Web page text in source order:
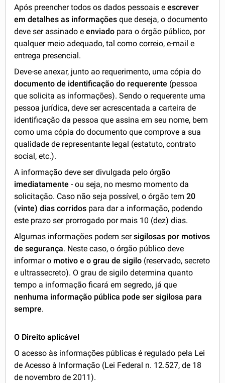
Após preencher todos os dados pessoais eescrever
em detalhes as informações que deseja, o documento
deve ser assinado eenviado para o órgão público, por
qualquer meio adequado, tal como correio, e-mail e
entrega presencial.
Deve-se anexar, junto ao requerimento, uma cópia do
documento de identificação do requerente (pessoa
que solicita as informações). Sendo o requerente uma
pessoa jurídica, deve ser acrescentada a carteira de
identificação da pessoa que assina em seu nome, bem
como uma cópia do documento que comprove a sua
qualidade de representante legal (estatuto, contrato
social, etc.).
A informação deve ser divulgada pelo órgão
imediatamente - ou seja, no mesmo momento da
solicitação. Caso não seja possível, o órgão tem20
(vinte) dias corridos para dar a informação, podendo
este prazo ser prorrogado por mais 10 (dez) dias.
Algumas informações podem sersigilosas por motivos
de segurança. Neste caso, o órgão público deve
informar o motivo e o grau de sigilo (reservado, secreto
e ultrassecreto). O grau de sigilo determina quanto
tempo a informação ficará em segredo, já que
nenhuma informação pública pode ser sigilosa para
sempre.
O Direito aplicável
O acesso às informações públicas é regulado pela Lei
de Acesso à Informação (Lei Federal n. 12.527, de 18
de novembro de 2011).